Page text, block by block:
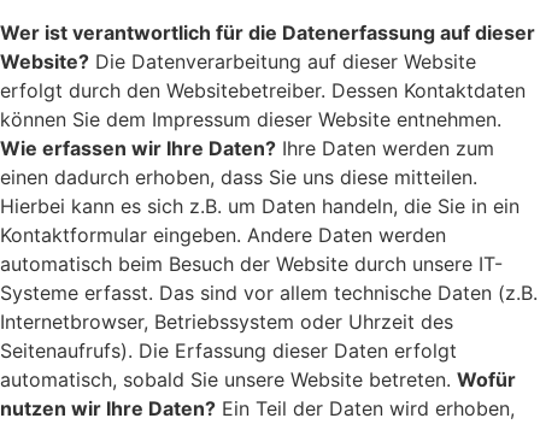
Wer ist verantwortlich für die Datenerfassung auf dieser
Website? Die Datenverarbeitung auf dieser Website
erfolgt durch den Websitebetreiber. Dessen Kontaktdaten
können Sie dem Impressum dieser Website entnehmen.
Wie erfassen wir Ihre Daten? Ihre Daten werden zum
einen dadurch erhoben, dass Sie uns diese mitteilen.
Hierbei kann es sich z.B. um Daten handeln, die Sie in ein
Kontaktformular eingeben. Andere Daten werden
automatisch beim Besuch der Website durch unsere IT-
Systeme erfasst. Das sind vor allem technische Daten (z.B.
Internetbrowser, Betriebssystem oder Uhrzeit des
Seitenaufrufs). Die Erfassung dieser Daten erfolgt
automatisch, sobald Sie unsere Website betreten. Wofür
nutzen wir Ihre Daten? Ein Teil der Daten wird erhoben,